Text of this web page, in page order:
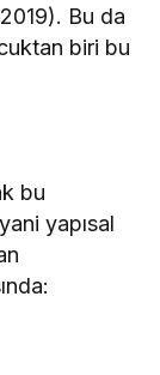
Bu da
biri bu
bu
yapısal